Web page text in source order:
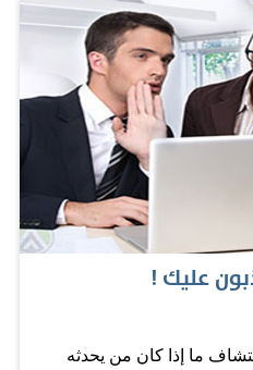
بما لا يزيد في مجموعه على
أن تجيد انتقاء الرسائل
في قراءة كل ما تجده في
المهمة لا يتعين عليك
يجب أن تدوِّن كل الأمور
التركيز عليها فيما بعد.
ألا تتسم حياتك بطابعٍ
وقتاً طويلاً في البحث عن
الأمثل في هذا الشأن يتمثل
تحتاج إلى الاحتفاظ بها
أماكن تعرفها بنفسك. أعد
ما إذا كان من يحدثه